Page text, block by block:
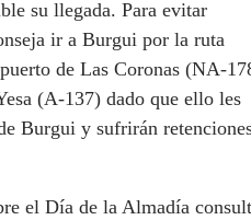
su llegada. Para evitar
ir a Burgui por la ruta
de Las Coronas (NA-
(A-137) dado que ello les
Burgui y sufrirán
el Día de la Almadía